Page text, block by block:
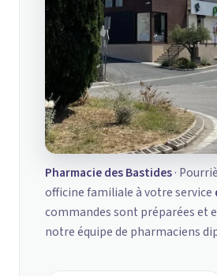
Pharmacie des Bastides·
officine familiale à votre service
commandes sont préparées et
notre équipe de pharmaciens